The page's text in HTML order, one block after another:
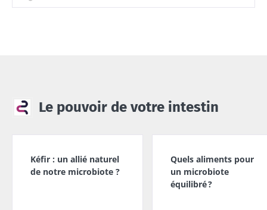
Le pouvoir de votre intestin
Kéfir : un allié naturel
de notre microbiote ?
Quels aliments pour
un microbiote
équilibré ?